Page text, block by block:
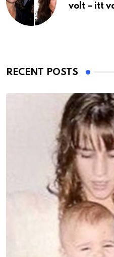
volt – itt
RECENT POSTS